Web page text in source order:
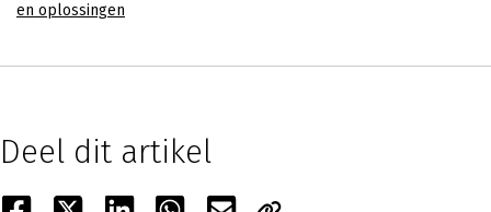
en oplossingen
Deel dit artikel